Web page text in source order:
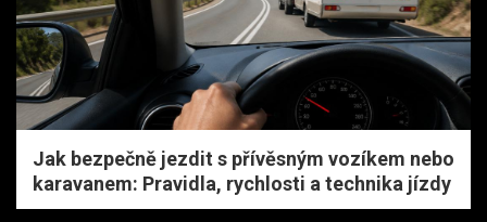
Jak bezpečně jezdit s přívěsným vozíkem nebo
karavanem: Pravidla, rychlosti a technika jízdy